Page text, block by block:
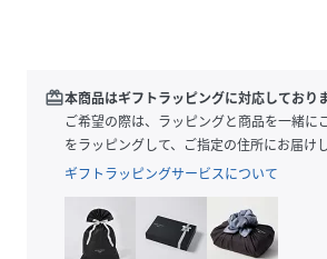
れる素材感です。
内膝から裾にかけて入れたカーブの切替
るボールシルエットを形成。丸みのある
リュームを抑えることで、すっきりとし
けます。
ポケットは角を丸く仕上げ、ステッチを
ディテール。全体のシルエットに自然と
redeem本商品はギフトラッピングに対応しており
ご希望の際は、ラッピングと商品を一緒に
をラッピングして、ご指定の住所にお届けし
ギフトラッピングサービスについて